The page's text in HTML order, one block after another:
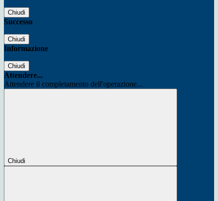
Chiudi
Successo
Chiudi
Informazione
Chiudi
Attendere...
Attendere il completamento dell'operazione...
Chiudi